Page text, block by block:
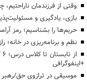
وقتی از فرزندمان
بازی، یادگیری و
حریم‌ها را بشناسیم؛ رمز
نظم و برنامه‌ریزی در خانه؛
+اینفوگرافی
موسیقی در ترازوی حق/رهبر